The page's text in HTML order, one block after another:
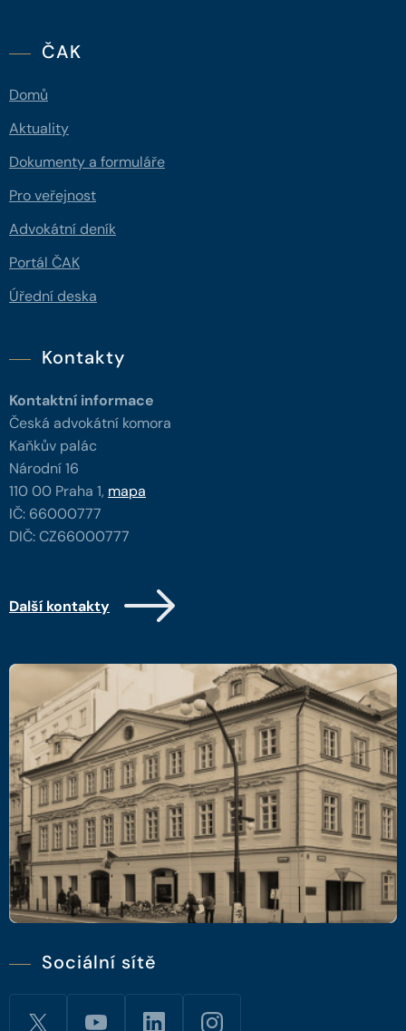
ČAK
Domů
Aktuality
Dokumenty a formuláře
Pro veřejnost
Advokátní deník
Portál ČAK
Úřední deska
Kontakty
Kontaktní informace
Česká advokátní komora
Kaňkův palác
Národní 16
110 00 Praha 1, mapa
IČ: 66000777
DIČ: CZ66000777
Další kontakty
Sociální sítě